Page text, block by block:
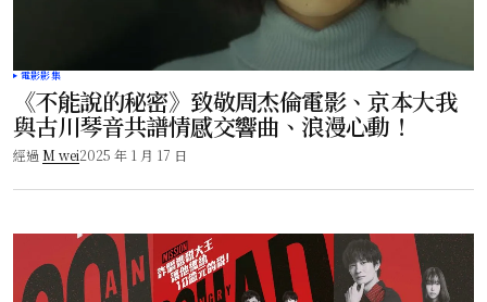
電影影集
《不能說的秘密》致敬周杰倫電影、京本大我
與古川琴音共譜情感交響曲、浪漫心動！
經過 M wei2025 年 1 月 17 日